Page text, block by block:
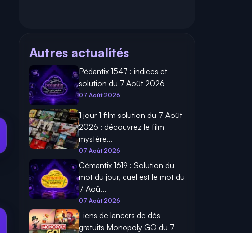
Autres actualités
Pédantix 1547 : indices et
solution du 7 Août 2026
07 Août 2026
1 jour 1 film solution du 7 Août
2026 : découvrez le film
mystère...
07 Août 2026
Cémantix 1619 : Solution du
mot du jour, quel est le mot du
7 Aoû...
07 Août 2026
Liens de lancers de dés
gratuits Monopoly GO du 7